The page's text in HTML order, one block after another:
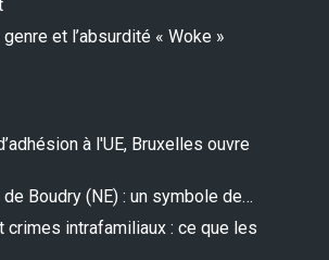
et l’absurdité « Woke »
à l'UE, Bruxelles ouvre
Boudry (NE) : un symbole de…
crimes intrafamiliaux : ce que les